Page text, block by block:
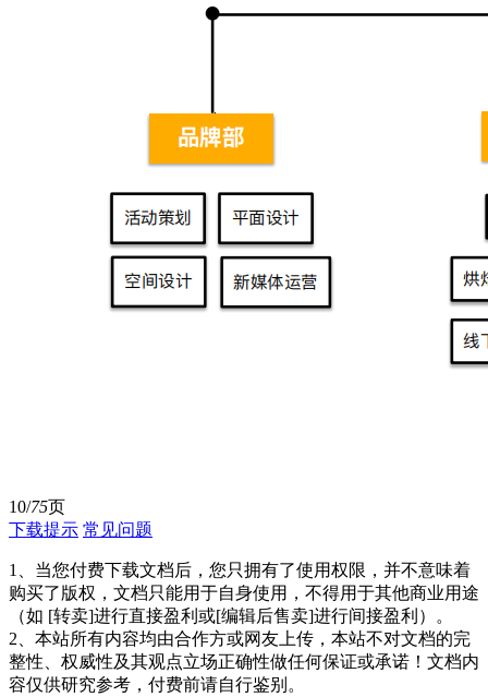
10/75页
下载提示 常见问题
1、当您付费下载文档后，您只拥有了使用权限，并不意味着
购买了版权，文档只能用于自身使用，不得用于其他商业用途
（如 [转卖]进行直接盈利或[编辑后售卖]进行间接盈利）。
2、本站所有内容均由合作方或网友上传，本站不对文档的完
整性、权威性及其观点立场正确性做任何保证或承诺！文档内
容仅供研究参考，付费前请自行鉴别。